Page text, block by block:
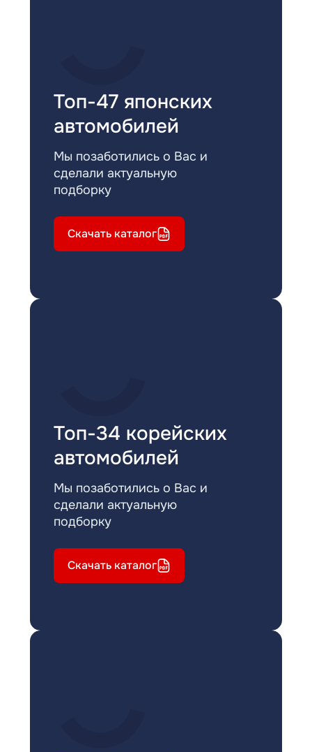
Топ-47 японских
автомобилей
Мы позаботились о Вас и
сделали актуальную
подборку
Скачать каталог
Топ-34 корейских
автомобилей
Мы позаботились о Вас и
сделали актуальную
подборку
Скачать каталог